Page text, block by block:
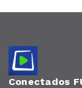
Conectados